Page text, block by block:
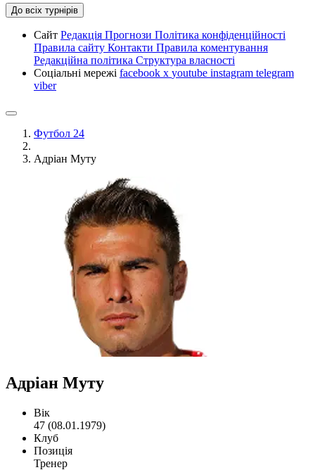
До всіх турнірів
Сайт Редакція Прогнози Політика конфіденційності
Правила сайту Контакти Правила коментування
Редакційна політика Структура власності
Соціальні мережі facebook x youtube instagram telegram
viber
Футбол 24
Адріан Муту
Адріан Муту
Вік
47 (08.01.1979)
Клуб
Позиція
Тренер